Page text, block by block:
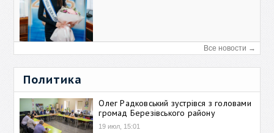
Все новости →
Политика
Олег Радковський зустрівся з головами
громад Березівського району
19 июл, 15:01